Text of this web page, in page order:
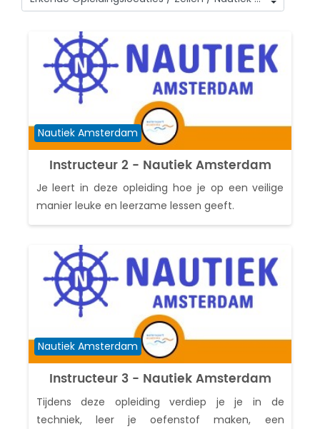
Cursuscategorieën
Instructeur 2 - Nautiek Amsterdam
Cursuscategorie
Nautiek Amsterdam
Je leert in deze opleiding hoe je op een veilige
manier leuke en leerzame lessen geeft.
Instructeur 3 - Nautiek Amsterdam
Cursuscategorie
Nautiek Amsterdam
Tijdens deze opleiding verdiep je je in de
techniek, leer je oefenstof maken, een